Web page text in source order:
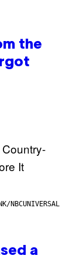
the
NBCUNIVERSAL
a